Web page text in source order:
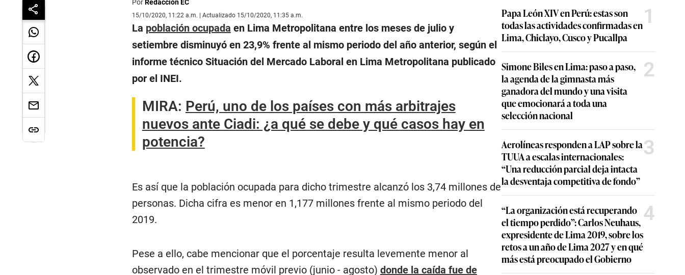
PorRedacción EC
15/10/2020, 11:22 a.m. | Actualizado 15/10/2020, 11:35 a.m.
La población ocupada en Lima Metropolitana entre los meses de julio y
setiembre disminuyó en 23,9% frente al mismo periodo del año anterior, según el
informe técnico Situación del Mercado Laboral en Lima Metropolitana publicado
por el INEI.
MIRA: Perú, uno de los países con más arbitrajes
nuevos ante Ciadi: ¿a qué se debe y qué casos hay en
potencia?
Es así que la población ocupada para dicho trimestre alcanzó los 3,74 millones de
personas. Dicha cifra es menor en 1,177 millones frente al mismo periodo del
2019.
Pese a ello, cabe mencionar que el porcentaje resulta levemente menor al
observado en el trimestre móvil previo (junio - agosto) donde la caída fue de
Papa León XIV en Perú: estas son
todas las actividades confirmadas en
Lima, Chiclayo, Cusco y Pucallpa
1
Simone Biles en Lima: paso a paso,
la agenda de la gimnasta más
ganadora del mundo y una visita
que emocionará a toda una
selección nacional
2
Aerolíneas responden a LAP sobre la
TUUA a escalas internacionales:
“Una reducción parcial deja intacta
la desventaja competitiva de fondo”
3
“La organización está recuperando
el tiempo perdido”: Carlos Neuhaus,
expresidente de Lima 2019, sobre los
retos a un año de Lima 2027 y en qué
más está preocupado el Gobierno
4